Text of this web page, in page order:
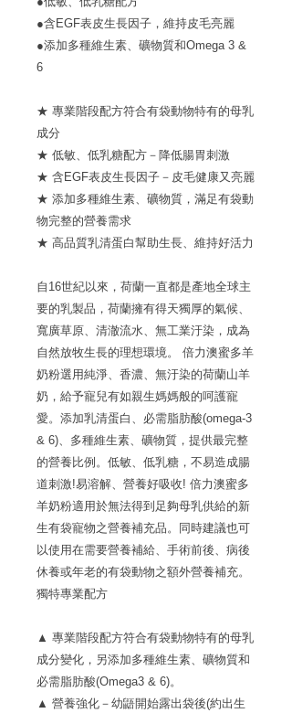
●含EGF表皮生長因子，維持皮毛亮麗
●添加多種維生素、礦物質和Omega 3 &
6
★ 專業階段配方符合有袋動物特有的母乳
成分
★ 低敏、低乳糖配方－降低腸胃刺激
★ 含EGF表皮生長因子－皮毛健康又亮麗
★ 添加多種維生素、礦物質，滿足有袋動
物完整的營養需求
★ 高品質乳清蛋白幫助生長、維持好活力
自16世紀以來，荷蘭一直都是產地全球主
要的乳製品，荷蘭擁有得天獨厚的氣候、
寬廣草原、清澈流水、無工業汙染，成為
自然放牧生長的理想環境。 倍力澳蜜多羊
奶粉選用純淨、香濃、無汙染的荷蘭山羊
奶，給予寵兒有如親生媽媽般的呵護寵
愛。添加乳清蛋白、必需脂肪酸(omega-3
& 6)、多種維生素、礦物質，提供最完整
的營養比例。低敏、低乳糖，不易造成腸
道刺激!易溶解、營養好吸收! 倍力澳蜜多
羊奶粉適用於無法得到足夠母乳供給的新
生有袋寵物之營養補充品。同時建議也可
以使用在需要營養補給、手術前後、病後
休養或年老的有袋動物之額外營養補充。
獨特專業配方
▲ 專業階段配方符合有袋動物特有的母乳
成分變化，另添加多種維生素、礦物質和
必需脂肪酸(Omega3 & 6)。
▲ 營養強化－幼鼯開始露出袋後(約出生